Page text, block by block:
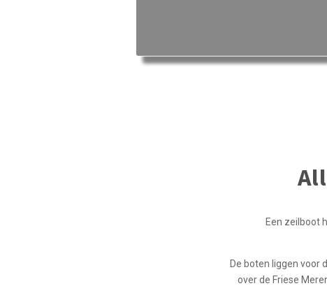
Een zeilboot
De boten liggen voor
over de Friese